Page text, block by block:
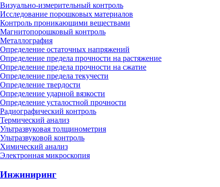
Визуально-измерительный контроль
Исследование порошковых материалов
Контроль проникающими веществами
Магнитопорошковый контроль
Металлография
Определение остаточных напряжений
Определение предела прочности на растяжение
Определение предела прочности на сжатие
Определение предела текучести
Определение твердости
Определение ударной вязкости
Определение усталостной прочности
Радиографический контроль
Термический анализ
Ультразвуковая толщинометрия
Ультразвуковой контроль
Химический анализ
Электронная микроскопия
Инжиниринг